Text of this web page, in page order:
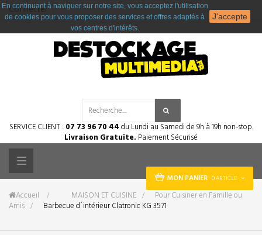
Connecter
MON PANIER 0 ARTICLE
SERVICE CLIENT : 07 73 96 70 44du Lundi au Samedi de 9h à 19h non-stop.
Livraison Gratuite. Paiement Sécurisé
Toggle
navigation
Accueil &gt; MAISON ET CUISINE >
Pour Cuisiner en Famille ou
Amis > Barbecue d´intérieur Clatronic KG 3571
En continuant à naviguer sur notre site, vous acceptez l'utilisation
de cookies pour vous proposer des services et offres adaptés à
vos centres d'intérêts.
J'accepte